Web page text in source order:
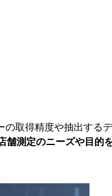
取得精度や抽出する
舗測定のニーズや目的